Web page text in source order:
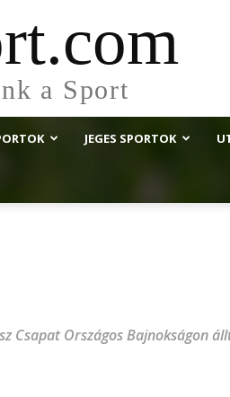
a Sport
JEGES SPORTOK
Csapat Országos Bajnokságon